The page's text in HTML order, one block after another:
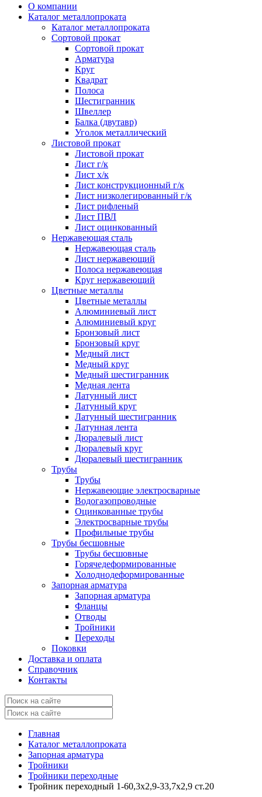
О компании
Каталог металлопроката
Каталог металлопроката
Сортовой прокат
Сортовой прокат
Арматура
Круг
Квадрат
Полоса
Шестигранник
Швеллер
Балка (двутавр)
Уголок металлический
Листовой прокат
Листовой прокат
Лист г/к
Лист х/к
Лист конструкционный г/к
Лист низколегированный г/к
Лист рифленый
Лист ПВЛ
Лист оцинкованный
Нержавеющая сталь
Нержавеющая сталь
Лист нержавеющий
Полоса нержавеющая
Круг нержавеющий
Цветные металлы
Цветные металлы
Алюминиевый лист
Алюминиевый круг
Бронзовый лист
Бронзовый круг
Медный лист
Медный круг
Медный шестигранник
Медная лента
Латунный лист
Латунный круг
Латунный шестигранник
Латунная лента
Дюралевый лист
Дюралевый круг
Дюралевый шестигранник
Трубы
Трубы
Нержавеющие электросварные
Водогазопроводные
Оцинкованные трубы
Электросварные трубы
Профильные трубы
Трубы бесшовные
Трубы бесшовные
Горячедеформированные
Холоднодеформированные
Запорная арматура
Запорная арматура
Фланцы
Отводы
Тройники
Переходы
Поковки
Доставка и оплата
Справочник
Контакты
Главная
Каталог металлопроката
Запорная арматура
Тройники
Тройники переходные
Тройник переходный 1-60,3х2,9-33,7х2,9 ст.20